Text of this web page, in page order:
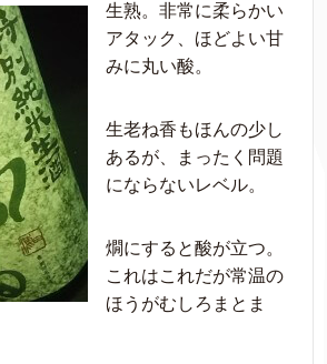
生熟。非常に柔らかい
アタック、ほどよい甘
みに丸い酸。
生老ね香もほんの少し
あるが、まったく問題
にならないレベル。
燗にすると酸が立つ。
これはこれだが常温の
ほうがむしろまとま